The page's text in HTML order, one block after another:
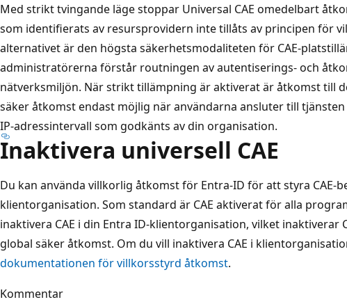
Med strikt tvingande läge stoppar Universal CAE omedelbart
som identifierats av resursprovidern inte tillåts av principen för
alternativet är den högsta säkerhetsmodaliteten för CAE-
administratörerna förstår routningen av autentiserings- och
nätverksmiljön. När strikt tillämpning är aktiverat är åtkomst till
säker åtkomst endast möjlig när användarna ansluter till
IP-adressintervall som godkänts av din organisation.
Inaktivera universell CAE
Du kan använda villkorlig åtkomst för Entra-ID för att styra CAE-
klientorganisation. Som standard är CAE aktiverat för alla
inaktivera CAE i din Entra ID-klientorganisation, vilket inaktiverar
global säker åtkomst. Om du vill inaktivera CAE i
dokumentationen för villkorsstyrd åtkomst.
Kommentar